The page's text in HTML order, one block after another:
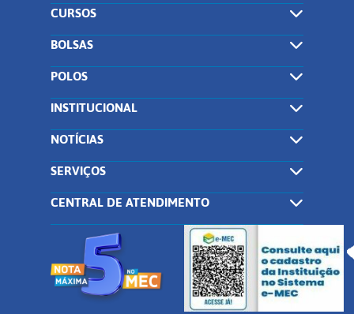
CURSOS
BOLSAS
POLOS
INSTITUCIONAL
NOTÍCIAS
SERVIÇOS
CENTRAL DE ATENDIMENTO